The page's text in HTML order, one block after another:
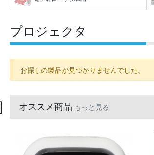
プロジェクタ
お探しの製品が見つかりませんでした。
オススメ商品 もっと見る